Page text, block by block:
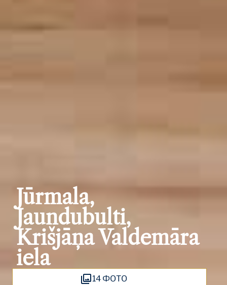
Jūrmala,
Jaundubulti,
Krišjāņa Valdemāra
iela
14 ФОТО